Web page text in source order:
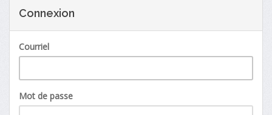
Connexion
Courriel
Mot de passe